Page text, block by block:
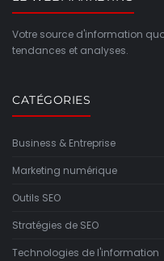
Votre source d'information
tendances et analyses.
CATÉGORIES
Business & Entreprise
Marketing numérique
Outils SEO
Stratégies de SEO
Technologies de l'information